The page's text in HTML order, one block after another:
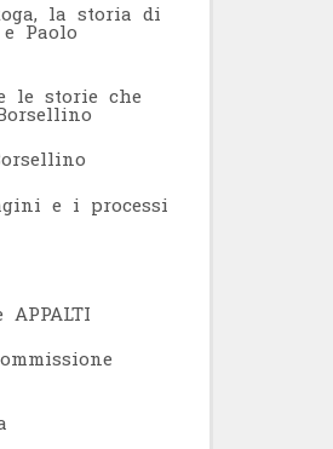
la storia di
Paolo
le storie che
e i processi